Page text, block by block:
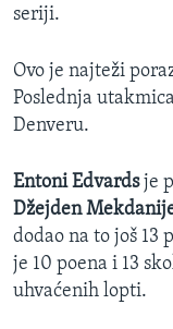
seriji.
Ovo je najteži
Poslednja
Denveru.
Entoni Edvardsje
Džejden
dodao na to još 13
je 10 poena i 13
uhvaćenih lopti.